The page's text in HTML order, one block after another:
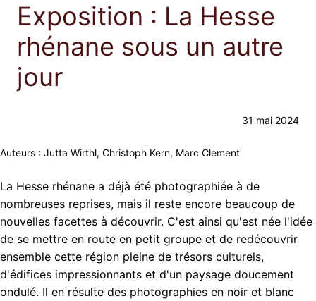
Exposition : La Hesse
rhénane sous un autre
jour
31 mai 2024
Auteurs : Jutta Wirthl, Christoph Kern, Marc Clement
La Hesse rhénane a déjà été photographiée à de
nombreuses reprises, mais il reste encore beaucoup de
nouvelles facettes à découvrir. C'est ainsi qu'est née l'idée
de se mettre en route en petit groupe et de redécouvrir
ensemble cette région pleine de trésors culturels,
d'édifices impressionnants et d'un paysage doucement
ondulé. Il en résulte des photographies en noir et blanc